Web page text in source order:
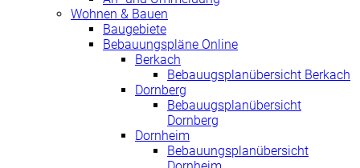
Wohnen & Bauen
Baugebiete
Bebauungspläne Online
Berkach
Bebauugsplanübersicht Berkach
Dornberg
Bebauugsplanübersicht
Dornberg
Dornheim
Bebauungsplanübersicht